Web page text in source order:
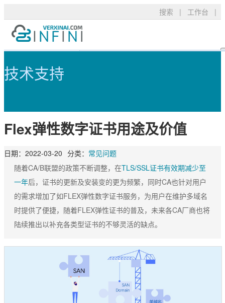
搜索 | 工作台
|
GeoTrust
Thawte
Sectigo
PositiveSSL
EssentialSSL
InstantSSL
AlphaSSL
TLS/SSL类型
技术支持
安装部署
安全技术
购买配置
SSL工具
CSR生成
CSR解析
SSL检测
购买产品
技术支持
Flex弹性数字证书用途及价值
日期： 2022-03-20 分类： 常见问题
随着CA/B联盟的政策不断调整，在TLS/SSL证书有效期减少至
一年后，证书的更新及安装变的更为频繁，同时CA也针对用户
的需求增加了如FLEX弹性数字证书服务，为用户在维护多域名
时提供了便捷，随着FLEX弹性证书的普及，未来各CA厂商也将
陆续推出以补充各类型证书的不够灵活的缺点。